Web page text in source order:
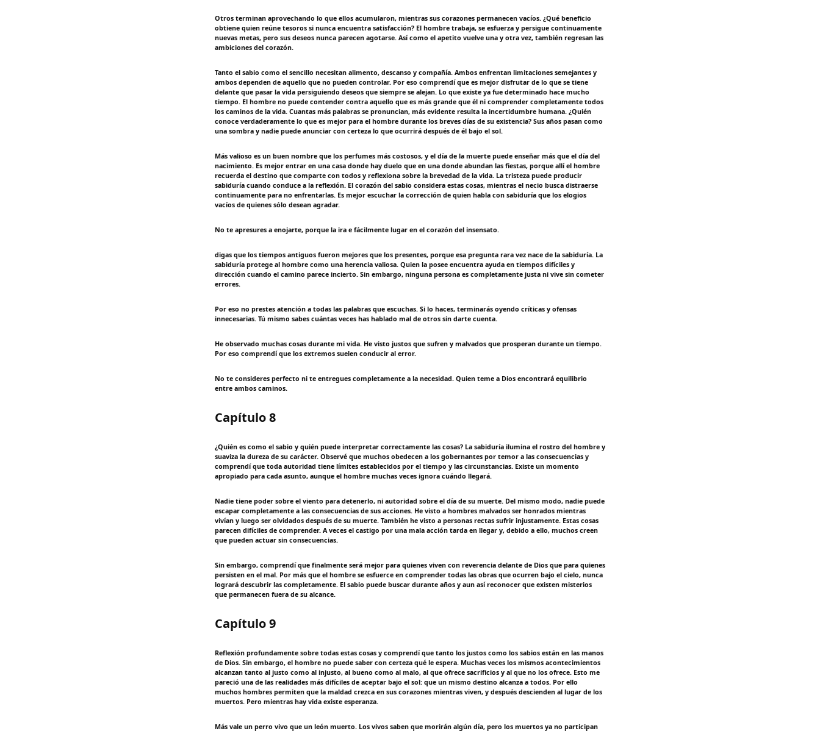
Otros terminan aprovechando lo que ellos acumularon, mientras sus corazones permanecen vacíos. ¿Qué beneficio
obtiene quien reúne tesoros si nunca encuentra satisfacción? El hombre trabaja, se esfuerza y persigue continuamente
nuevas metas, pero sus deseos nunca parecen agotarse. Así como el apetito vuelve una y otra vez, también regresan las
ambiciones del corazón.
Tanto el sabio como el sencillo necesitan alimento, descanso y compañía. Ambos enfrentan limitaciones semejantes y
ambos dependen de aquello que no pueden controlar. Por eso comprendí que es mejor disfrutar de lo que se tiene
delante que pasar la vida persiguiendo deseos que siempre se alejan. Lo que existe ya fue determinado hace mucho
tiempo. El hombre no puede contender contra aquello que es más grande que él ni comprender completamente todos
los caminos de la vida. Cuantas más palabras se pronuncian, más evidente resulta la incertidumbre humana. ¿Quién
conoce verdaderamente lo que es mejor para el hombre durante los breves días de su existencia? Sus años pasan como
una sombra y nadie puede anunciar con certeza lo que ocurrirá después de él bajo el sol.
Más valioso es un buen nombre que los perfumes más costosos, y el día de la muerte puede enseñar más que el día del
nacimiento. Es mejor entrar en una casa donde hay duelo que en una donde abundan las fiestas, porque allí el hombre
recuerda el destino que comparte con todos y reflexiona sobre la brevedad de la vida. La tristeza puede producir
sabiduría cuando conduce a la reflexión. El corazón del sabio considera estas cosas, mientras el necio busca distraerse
continuamente para no enfrentarlas. Es mejor escuchar la corrección de quien habla con sabiduría que los elogios
vacíos de quienes sólo desean agradar.
No te apresures a enojarte, porque la ira e fácilmente lugar en el corazón del insensato.
digas que los tiempos antiguos fueron mejores que los presentes, porque esa pregunta rara vez nace de la sabiduría. La
sabiduría protege al hombre como una herencia valiosa. Quien la posee encuentra ayuda en tiempos difíciles y
dirección cuando el camino parece incierto. Sin embargo, ninguna persona es completamente justa ni vive sin cometer
errores.
Por eso no prestes atención a todas las palabras que escuchas. Si lo haces, terminarás oyendo críticas y ofensas
innecesarias. Tú mismo sabes cuántas veces has hablado mal de otros sin darte cuenta.
He observado muchas cosas durante mi vida. He visto justos que sufren y malvados que prosperan durante un tiempo.
Por eso comprendí que los extremos suelen conducir al error.
No te consideres perfecto ni te entregues completamente a la necesidad. Quien teme a Dios encontrará equilibrio
entre ambos caminos.
Capítulo 8
¿Quién es como el sabio y quién puede interpretar correctamente las cosas? La sabiduría ilumina el rostro del hombre y
suaviza la dureza de su carácter. Observé que muchos obedecen a los gobernantes por temor a las consecuencias y
comprendí que toda autoridad tiene límites establecidos por el tiempo y las circunstancias. Existe un momento
apropiado para cada asunto, aunque el hombre muchas veces ignora cuándo llegará.
Nadie tiene poder sobre el viento para detenerlo, ni autoridad sobre el día de su muerte. Del mismo modo, nadie puede
escapar completamente a las consecuencias de sus acciones. He visto a hombres malvados ser honrados mientras
vivían y luego ser olvidados después de su muerte. También he visto a personas rectas sufrir injustamente. Estas cosas
parecen difíciles de comprender. A veces el castigo por una mala acción tarda en llegar y, debido a ello, muchos creen
que pueden actuar sin consecuencias.
Sin embargo, comprendí que finalmente será mejor para quienes viven con reverencia delante de Dios que para quienes
persisten en el mal. Por más que el hombre se esfuerce en comprender todas las obras que ocurren bajo el cielo, nunca
logrará descubrir las completamente. El sabio puede buscar durante años y aun así reconocer que existen misterios
que permanecen fuera de su alcance.
Capítulo 9
Reflexión profundamente sobre todas estas cosas y comprendí que tanto los justos como los sabios están en las manos
de Dios. Sin embargo, el hombre no puede saber con certeza qué le espera. Muchas veces los mismos acontecimientos
alcanzan tanto al justo como al injusto, al bueno como al malo, al que ofrece sacrificios y al que no los ofrece. Esto me
pareció una de las realidades más difíciles de aceptar bajo el sol: que un mismo destino alcanza a todos. Por ello
muchos hombres permiten que la maldad crezca en sus corazones mientras viven, y después descienden al lugar de los
muertos. Pero mientras hay vida existe esperanza.
Más vale un perro vivo que un león muerto. Los vivos saben que morirán algún día, pero los muertos ya no participan